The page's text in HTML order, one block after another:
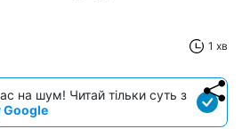
1 хв
на шум! Читай тільки суть з
Google